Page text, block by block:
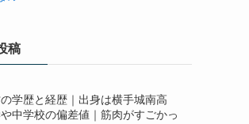
稿
学歴と経歴｜出身は横手城南高
中学校の偏差値｜筋肉がすごかっ